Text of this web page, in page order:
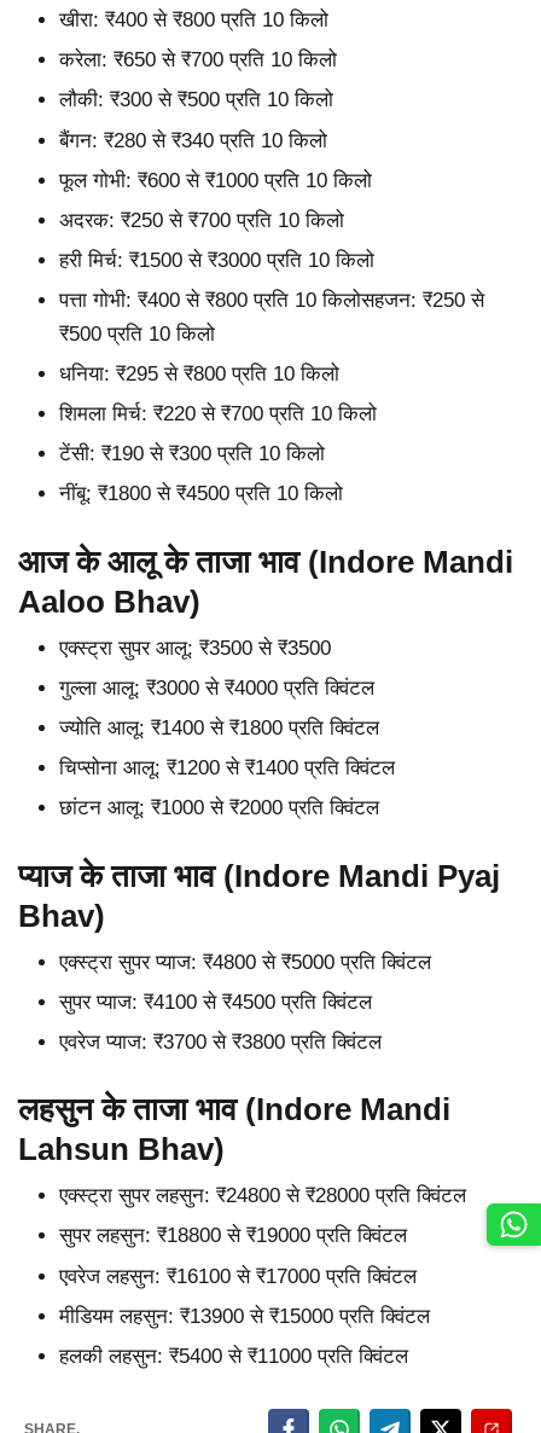
खीरा: ₹400 से ₹800 प्रति 10 किलो
करेला: ₹650 से ₹700 प्रति 10 किलो
लौकी: ₹300 से ₹500 प्रति 10 किलो
बैंगन: ₹280 से ₹340 प्रति 10 किलो
फूल गोभी: ₹600 से ₹1000 प्रति 10 किलो
अदरक: ₹250 से ₹700 प्रति 10 किलो
हरी मिर्च: ₹1500 से ₹3000 प्रति 10 किलो
पत्ता गोभी: ₹400 से ₹800 प्रति 10 किलोसहजन: ₹250 से
₹500 प्रति 10 किलो
धनिया: ₹295 से ₹800 प्रति 10 किलो
शिमला मिर्च: ₹220 से ₹700 प्रति 10 किलो
टेंसी: ₹190 से ₹300 प्रति 10 किलो
नींबू: ₹1800 से ₹4500 प्रति 10 किलो
आज के आलू के ताजा भाव (Indore Mandi
Aaloo Bhav)
एक्स्ट्रा सुपर आलू: ₹3500 से ₹3500
गुल्ला आलू: ₹3000 से ₹4000 प्रति क्विंटल
ज्योति आलू: ₹1400 से ₹1800 प्रति क्विंटल
चिप्सोना आलू: ₹1200 से ₹1400 प्रति क्विंटल
छांटन आलू: ₹1000 से ₹2000 प्रति क्विंटल
प्याज के ताजा भाव (Indore Mandi Pyaj
Bhav)
एक्स्ट्रा सुपर प्याज: ₹4800 से ₹5000 प्रति क्विंटल
सुपर प्याज: ₹4100 से ₹4500 प्रति क्विंटल
एवरेज प्याज: ₹3700 से ₹3800 प्रति क्विंटल
लहसुन के ताजा भाव (Indore Mandi
Lahsun Bhav)
एक्स्ट्रा सुपर लहसुन: ₹24800 से ₹28000 प्रति क्विंटल
सुपर लहसुन: ₹18800 से ₹19000 प्रति क्विंटल
एवरेज लहसुन: ₹16100 से ₹17000 प्रति क्विंटल
मीडियम लहसुन: ₹13900 से ₹15000 प्रति क्विंटल
हलकी लहसुन: ₹5400 से ₹11000 प्रति क्विंटल